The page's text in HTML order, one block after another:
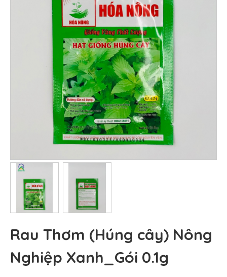
Rau Thơm (Húng cây) Nông
Nghiệp Xanh_Gói 0.1g